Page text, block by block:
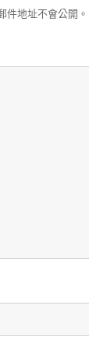
件地址不會公開。